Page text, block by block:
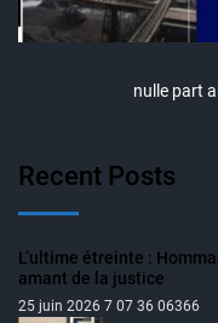
nulle part
Recent Posts
L’ultime étreinte :
amant de la justice
25 juin 2026 7 07 36 06366